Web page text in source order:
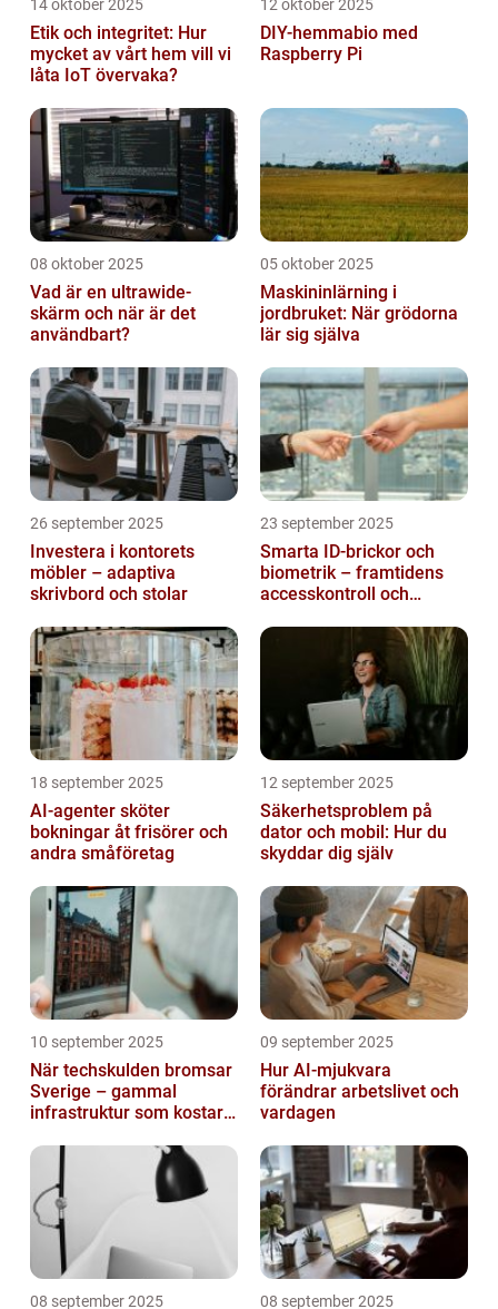
14 oktober 2025
Etik och integritet: Hur
mycket av vårt hem vill vi
låta IoT övervaka?
12 oktober 2025
DIY-hemmabio med
Raspberry Pi
08 oktober 2025
Vad är en ultrawide-
skärm och när är det
användbart?
05 oktober 2025
Maskininlärning i
jordbruket: När grödorna
lär sig själva
26 september 2025
Investera i kontorets
möbler – adaptiva
skrivbord och stolar
23 september 2025
Smarta ID-brickor och
biometrik – framtidens
accesskontroll och
18 september 2025
AI-agenter sköter
bokningar åt frisörer och
andra småföretag
12 september 2025
Säkerhetsproblem på
dator och mobil: Hur du
skyddar dig själv
10 september 2025
När techskulden bromsar
Sverige – gammal
infrastruktur som kostar
09 september 2025
Hur AI-mjukvara
förändrar arbetslivet och
vardagen
08 september 2025 08 september 2025